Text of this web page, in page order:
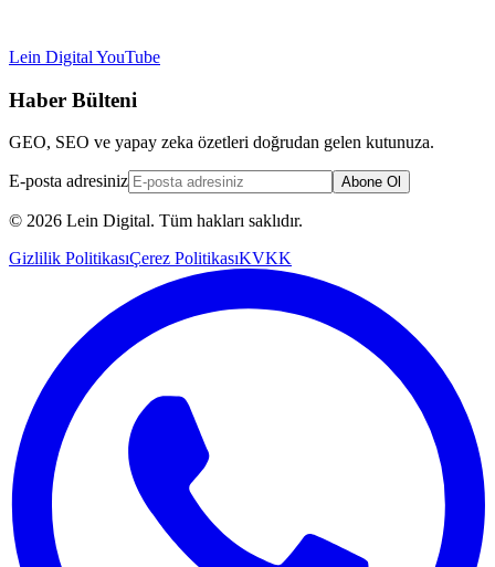
Lein Digital YouTube
Haber Bülteni
GEO, SEO ve yapay zeka özetleri doğrudan gelen kutunuza.
E-posta adresiniz Abone Ol
© 2026 Lein Digital. Tüm hakları saklıdır.
Gizlilik PolitikasıÇerez PolitikasıKVKK